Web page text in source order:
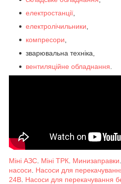
електростанції
електролічильники
компресори
зварювальна техніка,
вентиляційне обладнання
Міні АЗС Міні ТРК Минизаправки
насоси
Насоси для
24В Насоси для перекачування